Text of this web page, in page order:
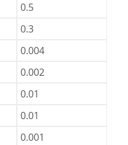
0.5
0.3
0.004
0.002
0.01
0.01
0.001